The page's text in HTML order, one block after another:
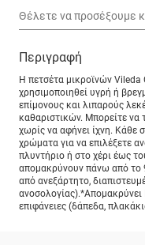
Περιγραφή
Η πετσέτα μικροϊνών
χρησιμοποιηθεί υγρή ή
επίμονους και λιπαρούς
καθαριστικών. Μπορείτε να
χωρίς να αφήνει ίχνη. Κάθε
χρώματα για να επιλέξετε
πλυντήριο ή στο χέρι έως
απομακρύνουν πάνω από το
από ανεξάρτητο,
επιφάνειες (δάπεδα,